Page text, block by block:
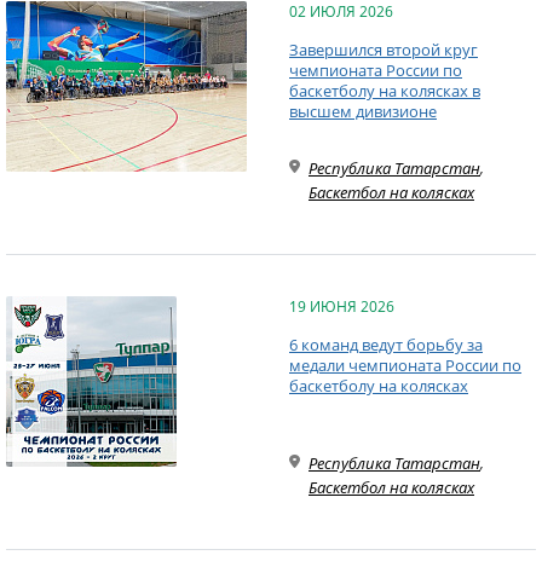
02 ИЮЛЯ 2026
Завершился второй круг
чемпионата России по
баскетболу на колясках в
высшем дивизионе
Республика Татарстан,
Баскетбол на колясках
19 ИЮНЯ 2026
6 команд ведут борьбу за
медали чемпионата России по
баскетболу на колясках
Республика Татарстан,
Баскетбол на колясках